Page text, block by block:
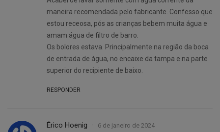
maneira recomendada pelo fabricante. Confesso que
estou receosa, pós as crianças bebem muita água e
amam água de filtro de barro.
Os bolores estava. Principalmente na região da boca
de entrada de água, no encaixe da tampa e na parte
superior do recipiente de baixo.
RESPONDER
Érico Hoenig 6 de janeiro de 2024